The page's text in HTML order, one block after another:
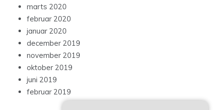
marts 2020
februar 2020
januar 2020
december 2019
november 2019
oktober 2019
juni 2019
februar 2019